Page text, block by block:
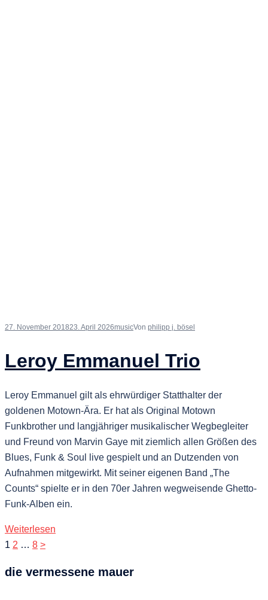
27. November 201823. April 2026musicVon philipp j. bösel
Leroy Emmanuel Trio
Leroy Emmanuel gilt als ehrwürdiger Statthalter der
goldenen Motown-Ära. Er hat als Original Motown
Funkbrother und langjähriger musikalischer Wegbegleiter
und Freund von Marvin Gaye mit ziemlich allen Größen des
Blues, Funk & Soul live gespielt und an Dutzenden von
Aufnahmen mitgewirkt. Mit seiner eigenen Band „The
Counts“ spielte er in den 70er Jahren wegweisende Ghetto-
Funk-Alben ein.
Weiterlesen
Seitennummerierung
Beiträge
1 2 … 8 >
die vermessene mauer